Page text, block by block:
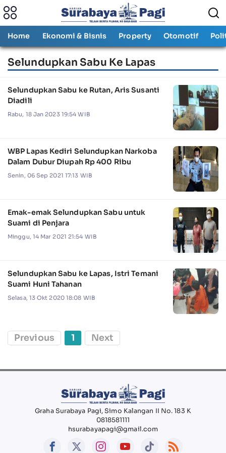
Home Ekonomi & Bisnis Property Otomotif
Selundupkan Sabu Ke Lapas
Selundupkan Sabu ke Rutan, Aris Susanti
Diadili
Rabu, 18 Jan 2023 19:54 WIB
WBP Lapas Kediri Selundupkan Narkoba
Dalam Dubur Diupah Rp 400 Ribu
Senin, 06 Sep 2021 17:13 WIB
Emak-emak Selundupkan Sabu untuk
Suami di Penjara
Minggu, 14 Mar 2021 21:54 WIB
Selundupkan Sabu ke Lapas, Istri Temani
Suami Huni Tahanan
Selasa, 13 Okt 2020 18:08 WIB
Previous 1 Next
Graha Surabaya Pagi, Simo Kalangan II No. 183 K
0818581111
hsurabayapagi@gmail.com